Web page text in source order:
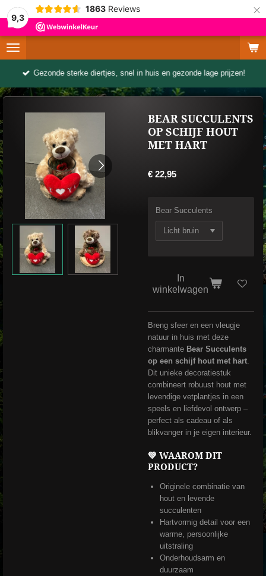
9,3
1863 Reviews ×
Gezonde sterke diertjes, snel in huis en gezonde lage prijzen!
BEAR SUCCULENTS
OP SCHIJF HOUT
MET HART
€ 22,95
Bear Succulents
In
winkelwagen
Breng sfeer en een vleugje
natuur in huis met deze
charmante Bear Succulents
op een schijf hout met hart.
Dit unieke decoratiestuk
combineert robuust hout met
levendige vetplantjes in een
speels en liefdevol ontwerp –
perfect als cadeau of als
blikvanger in je eigen interieur.
💚 WAAROM DIT
PRODUCT?
Originele combinatie van
hout en levende
succulenten
Hartvormig detail voor een
warme, persoonlijke
uitstraling
Onderhoudsarm en
duurzaam